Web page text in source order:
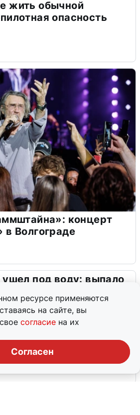
ресурсе применяются
на сайте, вы
согласие на их
Согласен
жить обычной
опасность
концерт
в Волгограде
ушел под воду: выпало
о черном дыме в